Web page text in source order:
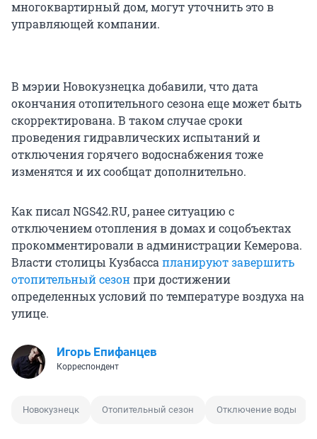
многоквартирный дом, могут уточнить это в
управляющей компании.
В мэрии Новокузнецка добавили, что дата
окончания отопительного сезона еще может быть
скорректирована. В таком случае сроки
проведения гидравлических испытаний и
отключения горячего водоснабжения тоже
изменятся и их сообщат дополнительно.
Как писал NGS42.RU, ранее ситуацию с
отключением отопления в домах и соцобъектах
прокомментировали в администрации Кемерова.
Власти столицы Кузбассапланируют завершить
отопительный сезонпри достижении
определенных условий по температуре воздуха на
улице.
Игорь Епифанцев
Корреспондент
Новокузнецк Отопительный сезон Отключение воды